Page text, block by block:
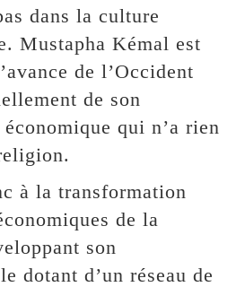
dans la culture
Mustapha Kémal est
de l’Occident
de son
qui n’a rien
à la transformation
de la
son
dotant d’un réseau de